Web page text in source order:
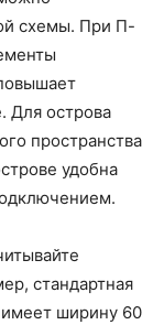
схемы. При П-
Для острова
пространства
удобна
стандартная
ширину 60